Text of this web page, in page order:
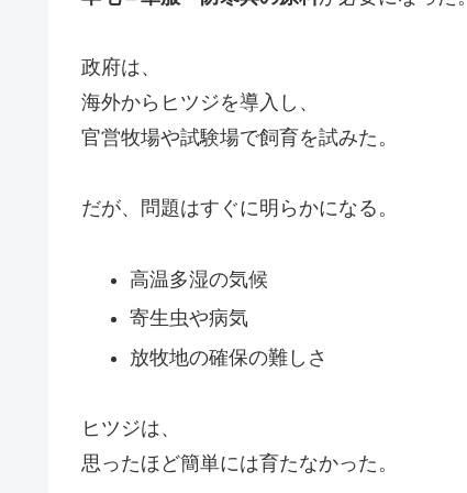
政府は、
海外からヒツジを導入し、
官営牧場や試験場で飼育を試みた。
だが、問題はすぐに明らかになる。
高温多湿の気候
寄生虫や病気
放牧地の確保の難しさ
ヒツジは、
思ったほど簡単には育たなかった。